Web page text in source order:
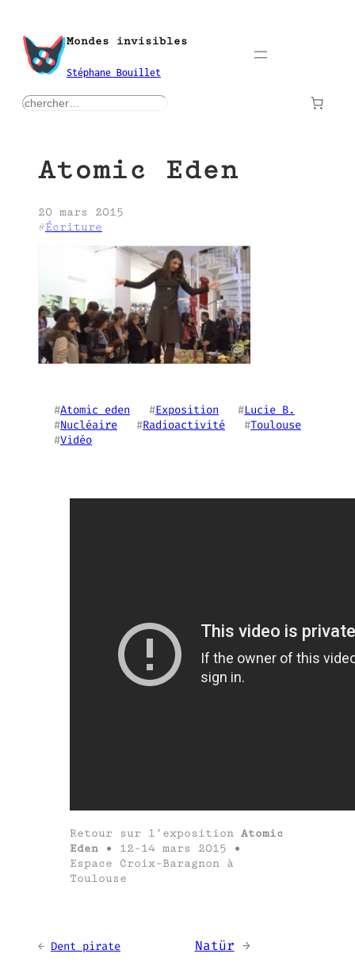
contenu
Mondes invisibles
Stéphane Bouillet
rechercher
Atomic Eden
20 mars 2015
#Écriture
#Atomic eden
   #
Exposition
   #
Lucie B.
#Nucléaire
   #
Radioactivité
   #
Toulouse
#Vidéo
Retour sur l’exposition Atomic
Eden • 12-14 mars 2015 •
Espace Croix-Baragnon à
Toulouse
← Dent pirate Natür →